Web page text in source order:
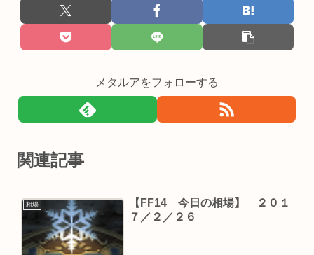
メタルアをフォローする
関連記事
相場
【FF14 今日の相場】 ２０１
７／２／２６